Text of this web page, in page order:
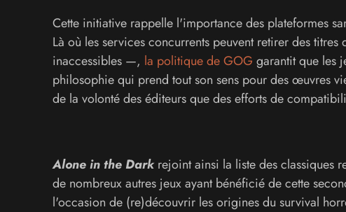
Cette initiative rappelle l'importance des plateformes
Là où les services concurrents peuvent retirer des
inaccessibles —, la politique de GOG garantit que les
philosophie qui prend tout son sens pour des œuvres
de la volonté des éditeurs que des efforts de
Alone in the Darkrejoint ainsi la liste des classiques
de nombreux autres jeux ayant bénéficié de cette
l'occasion de (re)découvrir les origines du survival